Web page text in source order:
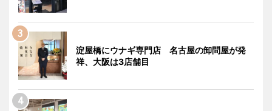
淀屋橋にウナギ専門店 名古屋の卸問屋が発
祥、大阪は3店舗目